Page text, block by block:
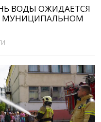
ВОДЫ ОЖИДАЕТСЯ
МУНИЦИПАЛЬНОМ